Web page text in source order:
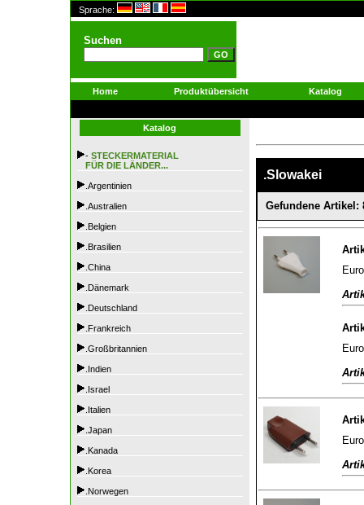
Sprache:
Suchen
Home Produktübersicht Katalog
Katalog
- STECKERMATERIAL
FÜR DIE LÄNDER...
.Argentinien
.Australien
.Belgien
.Brasilien
.China
.Dänemark
.Deutschland
.Frankreich
.Großbritannien
.Indien
.Israel
.Italien
.Japan
.Kanada
.Korea
.Norwegen
.Slowakei
Gefundene Artikel: